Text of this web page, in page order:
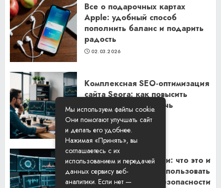
Все о подарочных картах
Apple: удобный способ
пополнить баланс и подарить
радость
02.03.2026
Комплексная SEO-оптимизация
сайта Seora: как повысить
видимость и привлечь
клиентов
06.02.2026
Резидентские прокси: что это и
как их правильно использовать
для обеспечения безопасности
Мы используем файлы cookie.
Они помогают улучшать сайт
и делать его удобнее.
Нажимая «Принять», вы
соглашаетесь с их
использованием и передачей
данных сервису веб-
аналитики. Если нет —